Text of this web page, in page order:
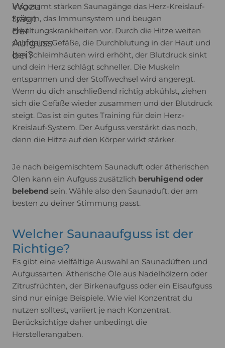
Wozu
trägt
der
Aufguss
bei?
Insgesamt stärken Saunagänge das Herz-Kreislauf-
System, das Immunsystem und beugen
Erkältungskrankheiten vor. Durch die Hitze weiten
sich deine Gefäße, die Durchblutung in der Haut und
den Schleimhäuten wird erhöht, der Blutdruck sinkt
und dein Herz schlägt schneller. Die Muskeln
entspannen und der Stoffwechsel wird angeregt.
Wenn du dich anschließend richtig abkühlst, ziehen
sich die Gefäße wieder zusammen und der Blutdruck
steigt. Das ist ein gutes Training für dein Herz-
Kreislauf-System. Der Aufguss verstärkt das noch,
denn die Hitze auf den Körper wirkt stärker.
Je nach beigemischtem Saunaduft oder ätherischen
Ölen kann ein Aufguss zusätzlich beruhigend oder
belebend sein. Wähle also den Saunaduft, der am
besten zu deiner Stimmung passt.
Welcher Saunaaufguss ist der
Richtige?
Es gibt eine vielfältige Auswahl an Saunadüften und
Aufgussarten: Ätherische Öle aus Nadelhölzern oder
Zitrusfrüchten, der Birkenaufguss oder ein Eisaufguss
sind nur einige Beispiele. Wie viel Konzentrat du
nutzen solltest, variiert je nach Konzentrat.
Berücksichtige daher unbedingt die
Herstellerangaben.